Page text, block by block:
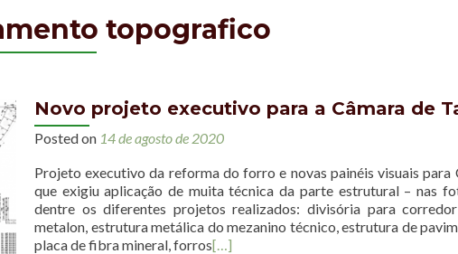
topografico
Novo projeto executivo para a Câmara de
Posted on 14 de agosto de 2020
Projeto executivo da reforma do forro e novas painéis visuais para
que exigiu aplicação de muita técnica da parte estrutural – nas
dentre os diferentes projetos realizados: divisória para
metalon, estrutura metálica do mezanino técnico, estrutura de
placa de fibra mineral, forros[…]